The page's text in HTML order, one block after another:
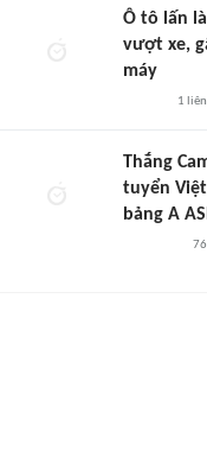
Ô tô lấn
vượt xe,
máy
1
Thắng
tuyển
bảng A
76